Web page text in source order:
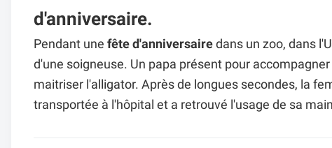
d'anniversaire.
Pendant une fête d'anniversaire dans un zoo, dans
d'une soigneuse. Un papa présent pour
maitriser l'alligator. Après de longues secondes, la
transportée à l'hôpital et a retrouvé l'usage de sa